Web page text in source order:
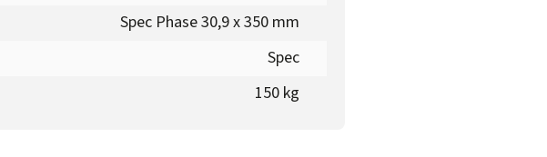
Spec Phase 30,9 x 350 mm
Spec
150 kg